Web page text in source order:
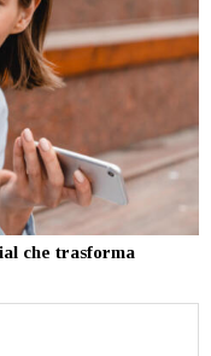
che trasforma